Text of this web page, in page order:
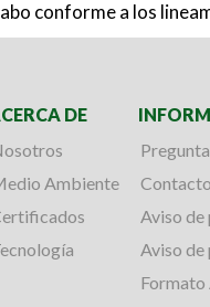
conforme a los
DE
Ambiente
Contacto
Aviso de
Aviso de
Formato